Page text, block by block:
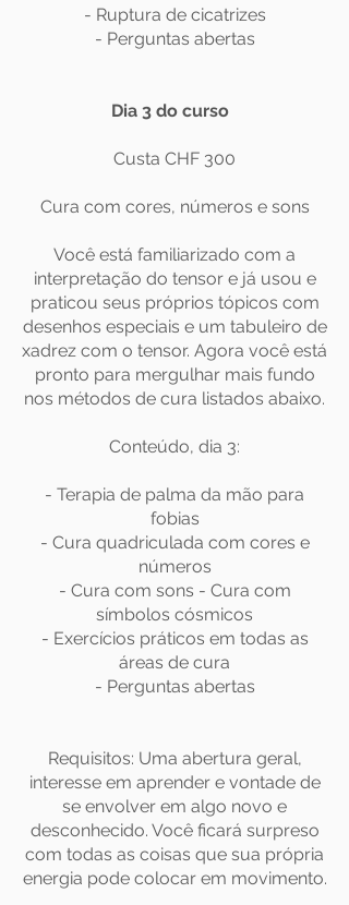
- Ruptura de cicatrizes
- Perguntas abertas
Dia 3 do curso
Custa CHF 300
Cura com cores, números e sons
Você está familiarizado com a
interpretação do tensor e já usou e
praticou seus próprios tópicos com
desenhos especiais e um tabuleiro de
xadrez com o tensor. Agora você está
pronto para mergulhar mais fundo
nos métodos de cura listados abaixo.
Conteúdo, dia 3:
- Terapia de palma da mão para
fobias
- Cura quadriculada com cores e
números
- Cura com sons - Cura com
símbolos cósmicos
- Exercícios práticos em todas as
áreas de cura
- Perguntas abertas
Requisitos: Uma abertura geral,
interesse em aprender e vontade de
se envolver em algo novo e
desconhecido. Você ficará surpreso
com todas as coisas que sua própria
energia pode colocar em movimento.